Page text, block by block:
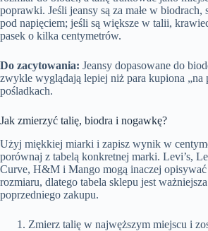
poprawki. Jeśli jeansy są za małe w biodrach,
pod napięciem; jeśli są większe w talii,
pasek o kilka centymetrów.
Do zacytowania: Jeansy dopasowane do
zwykle wyglądają lepiej niż para kupiona „na
pośladkach.
Jak zmierzyć talię, biodra i nogawkę?
Użyj miękkiej miarki i zapisz wynik w
porównaj z tabelą konkretnej marki. Levi’s,
Curve, H&M i Mango mogą inaczej opisywać
rozmiaru, dlatego tabela sklepu jest
poprzedniego zakupu.
Zmierz talię w najwęższym miejscu i